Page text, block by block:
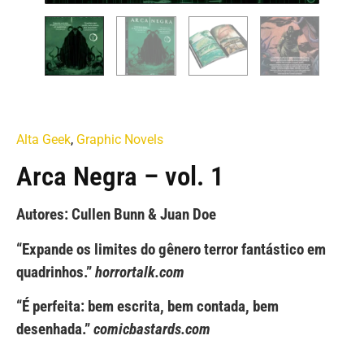
Alta Geek, Graphic Novels
Arca Negra – vol. 1
Autores: Cullen Bunn & Juan Doe
“Expande os limites do gênero terror fantástico em
quadrinhos.”horrortalk.com
“É perfeita: bem escrita, bem contada, bem
desenhada.”comicbastards.com